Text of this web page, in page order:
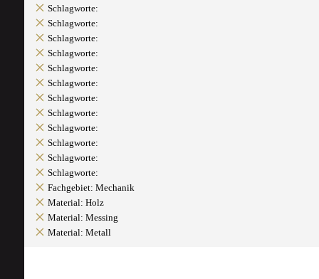
Schlagworte:
Schlagworte:
Schlagworte:
Schlagworte:
Schlagworte:
Schlagworte:
Schlagworte:
Schlagworte:
Schlagworte:
Schlagworte:
Schlagworte:
Schlagworte:
Fachgebiet: Mechanik
Material: Holz
Material: Messing
Material: Metall